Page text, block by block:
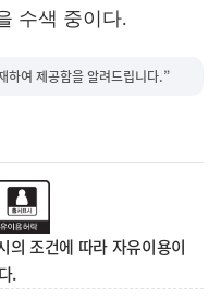
수색 중이다.
하여 제공함을 알려드립니다.”
의 조건에 따라 자유이용이
.